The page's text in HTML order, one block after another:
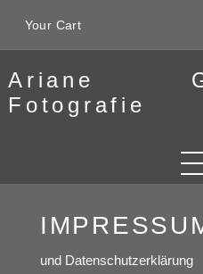
Your Cart
Ariane
Fotografie
und Datenschutzerklärung